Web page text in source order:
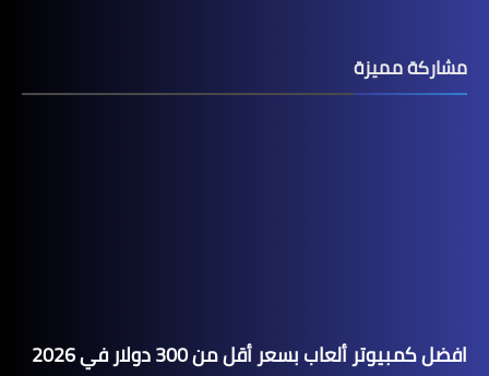
مشاركة مميزة
افضل كمبيوتر ألعاب بسعر أقل من 300 دولار في 2026